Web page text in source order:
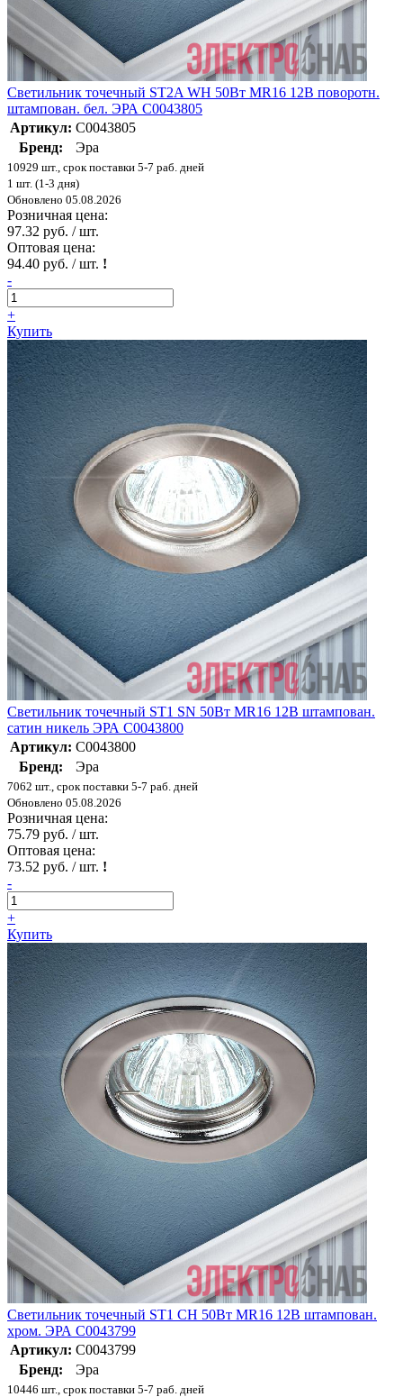
Светильник точечный ST2A WH 50Вт MR16 12В поворотн.
штампован. бел. ЭРА C0043805
Артикул: C0043805
Бренд:
Эра
10929 шт., срок поставки 5-7 раб. дней
1 шт. (1-3 дня)
Обновлено 05.08.2026
Розничная цена:
97.32 руб. / шт.
Оптовая цена:
94.40 руб. / шт. !
-
+
Купить
Светильник точечный ST1 SN 50Вт MR16 12В штампован.
сатин никель ЭРА C0043800
Артикул: C0043800
Бренд:
Эра
7062 шт., срок поставки 5-7 раб. дней
Обновлено 05.08.2026
Розничная цена:
75.79 руб. / шт.
Оптовая цена:
73.52 руб. / шт. !
-
+
Купить
Светильник точечный ST1 CH 50Вт MR16 12В штампован.
хром. ЭРА C0043799
Артикул: C0043799
Бренд:
Эра
10446 шт., срок поставки 5-7 раб. дней